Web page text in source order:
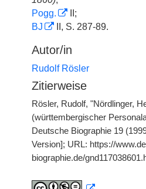
Pogg.
II;
BJ
II, S. 287-89.
Autor/in
Rudolf Rösler
Zitierweise
Rösler, Rudolf, "Nördlinger,
(württembergischer
Deutsche Biographie 19
Version]; URL: https://
biographie.de/